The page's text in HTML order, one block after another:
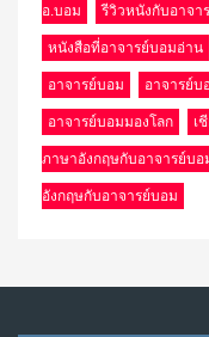
อ.บอม รีวิวหนังกับอาจา
หนังสือที่อาจารย์บอมอ่าน
อาจารย์บอม อาจารย์บ
อาจารย์บอมมองโลก เ
ภาษาอังกฤษกับอาจารย์บอ
อังกฤษกับอาจารย์บอม